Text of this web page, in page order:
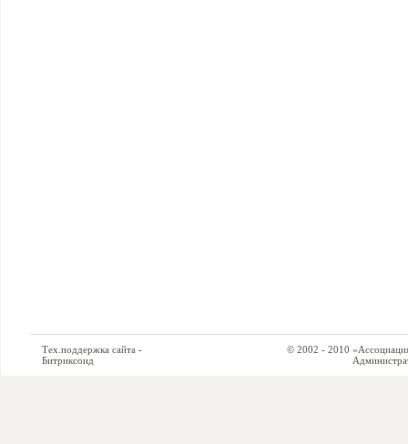
Тех.поддержка сайта -
Битриксоид
© 2002 - 2010 «Ассоциация